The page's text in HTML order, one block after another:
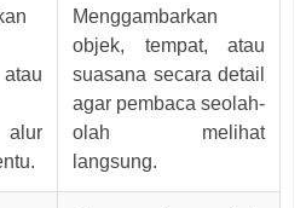
Menggambarkan
objek, tempat, atau
suasana secara detail
agar pembaca seolah-
olah melihat
langsung.